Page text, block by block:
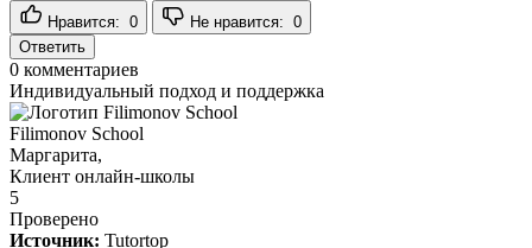
Нравится: 0 Не нравится: 0
Ответить
0 комментариев
Индивидуальный подход и поддержка
Filimonov School
Маргарита,
Клиент онлайн-школы
5
Проверено
Источник: Tutortop